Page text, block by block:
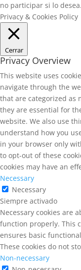
no participar si lo
Privacy & Cookies Policy
Cerrar
Privacy Overview
This website uses
navigate through the
that are categorized as
they are essential for
website. We also use
understand how you
in your browser only
to opt-out of these
cookies may have an
Necessary
Necessary
Siempre activado
Necessary cookies are
function properly. This
ensures basic
These cookies do not
Non-necessary